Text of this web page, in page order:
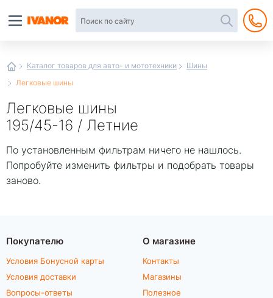
Каталог товаров для авто- и мототехники
Шины
Легковые шины
Легковые шины
195/45-16 / Летние
По установленным фильтрам ничего не нашлось.
Попробуйте изменить фильтры и подобрать товары
заново.
Покупателю
Условия Бонусной карты
Условия доставки
Вопросы-ответы
О магазине
Контакты
Магазины
Полезное
интернет-